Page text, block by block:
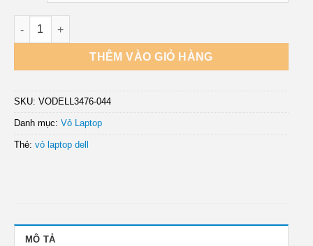
Vỏ Laptop Dell Inspiron 3476 số lượng
THÊM VÀO GIỎ HÀNG
SKU: VODELL3476-044
Danh mục: Vỏ Laptop
Thẻ: vỏ laptop dell
MÔ TẢ